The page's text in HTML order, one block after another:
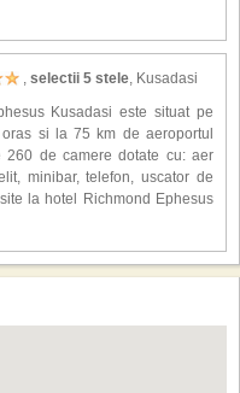
televizor, telefon,
, selectii 5 stele, Kusadasi
Kusadasi este situat pe
si la 75 km de aeroportul
260 de camere dotate cu: aer
minibar, telefon, uscator de
la hotel Richmond Ephesus
baruri, cafenea, posibilitati de